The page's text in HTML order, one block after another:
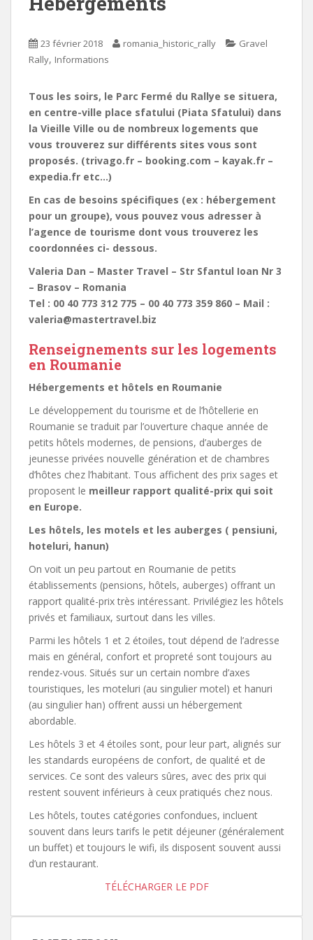
23 février 2018 romania_historic_rally
Gravel
Rally, Informations
Tous les soirs, le Parc Fermé du Rallye se situera,
en centre-ville place sfatului (Piata Sfatului) dans
la Vieille Ville ou de nombreux logements que
vous trouverez sur différents sites vous sont
proposés. (trivago.fr – booking.com – kayak.fr –
expedia.fr etc…)
En cas de besoins spécifiques (ex : hébergement
pour un groupe), vous pouvez vous adresser à
l’agence de tourisme dont vous trouverez les
coordonnées ci- dessous.
Valeria Dan – Master Travel – Str Sfantul Ioan Nr 3
– Brasov – Romania
Tel : 00 40 773 312 775 – 00 40 773 359 860 – Mail :
valeria@mastertravel.biz
Renseignements sur les logements
en Roumanie
Hébergements et hôtels en Roumanie
Le développement du tourisme et de l’hôtellerie en
Roumanie se traduit par l’ouverture chaque année de
petits hôtels modernes, de pensions, d’auberges de
jeunesse privées nouvelle génération et de chambres
d’hôtes chez l’habitant. Tous affichent des prix sages et
proposent le meilleur rapport qualité-prix qui soit
en Europe.
Les hôtels, les motels et les auberges ( pensiuni,
hoteluri, hanun)
On voit un peu partout en Roumanie de petits
établissements (pensions, hôtels, auberges) offrant un
rapport qualité-prix très intéressant. Privilégiez les hôtels
privés et familiaux, surtout dans les villes.
Parmi les hôtels 1 et 2 étoiles, tout dépend de l’adresse
mais en général, confort et propreté sont toujours au
rendez-vous. Situés sur un certain nombre d’axes
touristiques, les moteluri (au singulier motel) et hanuri
(au singulier han) offrent aussi un hébergement
abordable.
Les hôtels 3 et 4 étoiles sont, pour leur part, alignés sur
les standards européens de confort, de qualité et de
services. Ce sont des valeurs sûres, avec des prix qui
restent souvent inférieurs à ceux pratiqués chez nous.
Les hôtels, toutes catégories confondues, incluent
souvent dans leurs tarifs le petit déjeuner (généralement
un buffet) et toujours le wifi, ils disposent souvent aussi
d’un restaurant.
TÉLÉCHARGER LE PDF